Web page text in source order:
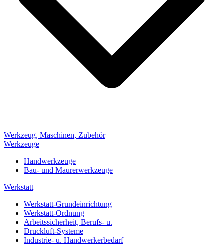
Werkzeug, Maschinen, Zubehör
Werkzeuge
Handwerkzeuge
Bau- und Maurerwerkzeuge
Werkstatt
Werkstatt-Grundeinrichtung
Werkstatt-Ordnung
Arbeitssicherheit, Berufs- u.
Druckluft-Systeme
Industrie- u. Handwerkerbedarf